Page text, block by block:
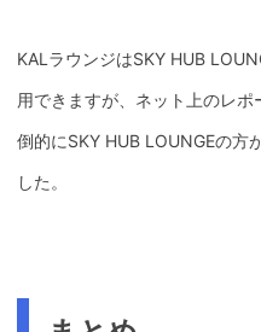
KALラウンジはSKY HUB
用できますが、ネット上のレ
倒的にSKY HUB LOUNGEの方
した。